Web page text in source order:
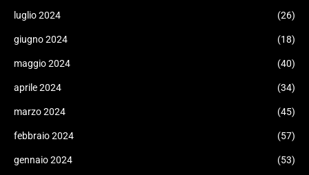
luglio 2024 (26)
giugno 2024 (18)
maggio 2024 (40)
aprile 2024 (34)
marzo 2024 (45)
febbraio 2024 (57)
gennaio 2024 (53)